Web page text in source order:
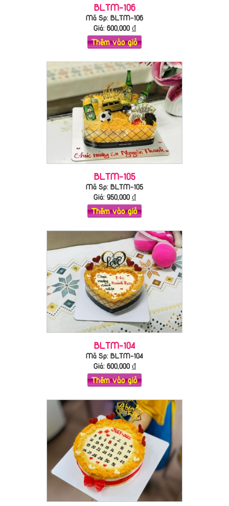
BLTM-106
Mã Sp: BLTM-106
Giá: 600,000₫
Thêm vào giỏ
BLTM-105
Mã Sp: BLTM-105
Giá: 950,000₫
Thêm vào giỏ
BLTM-104
Mã Sp: BLTM-104
Giá: 600,000₫
Thêm vào giỏ